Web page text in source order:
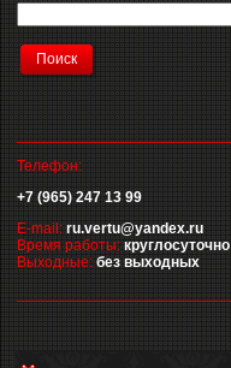
Телефон:
+7 (965) 247 13 99
E-mail: ru.vertu@yandex.ru
Время работы: круглосуточно
Выходные: без выходных